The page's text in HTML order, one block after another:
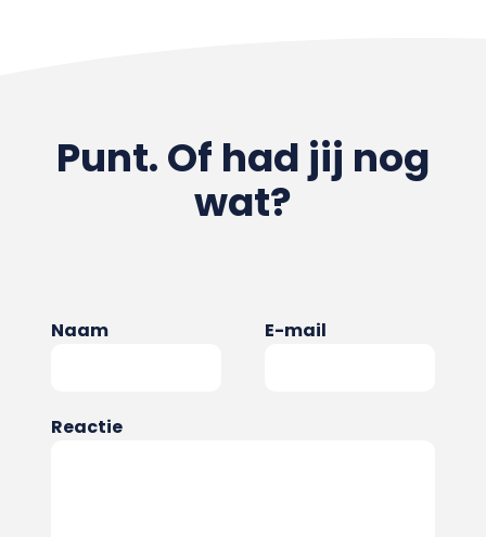
Punt. Of had jij nog
wat?
Naam E-mail
Reactie